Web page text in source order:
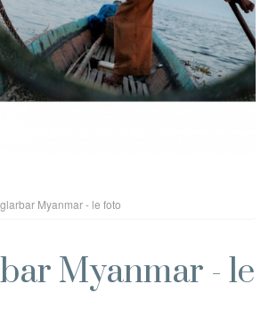
Myanmar - le foto
Myanmar - le